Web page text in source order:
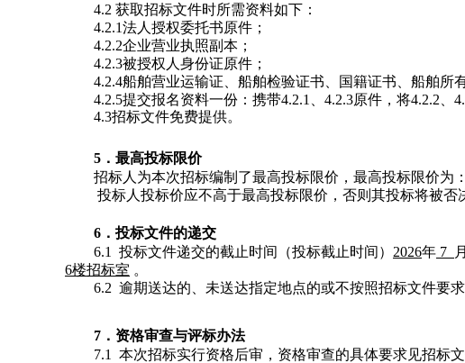
4.2 获取招标文件时所需资料如下：
4.2.1法人授权委托书原件；
4.2.2企业营业执照副本；
4.2.3被授权人身份证原件；
4.2.4船舶营业运输证、船舶检验证书、国籍证书、船舶所
4.2.5提交报名资料一份：携带4.2.1、4.2.3原件，将4.2.2、
4.3招标文件免费提供。
5．最高投标限价
招标人为本次招标编制了最高投标限价，最高投标限价为：
投标人投标价应不高于最高投标限价，否则其投标将被否
6．投标文件的递交
6.1 投标文件递交的截止时间（投标截止时间） 2026年 7 月
6楼招标室 。
6.2 逾期送达的、未送达指定地点的或不按照招标文件要
7．资格审查与评标办法
7.1 本次招标实行资格后审，资格审查的具体要求见招标文